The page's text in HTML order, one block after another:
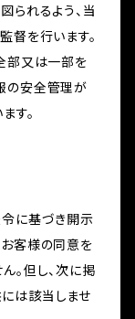
られるよう、当
督を行います。
部又は一部を
の安全管理が
す。
に基づき開示
客様の同意を
。但し、次に掲
は該当しませ